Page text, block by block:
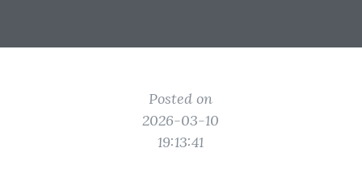
Posted on
2026-03-10
19:13:41